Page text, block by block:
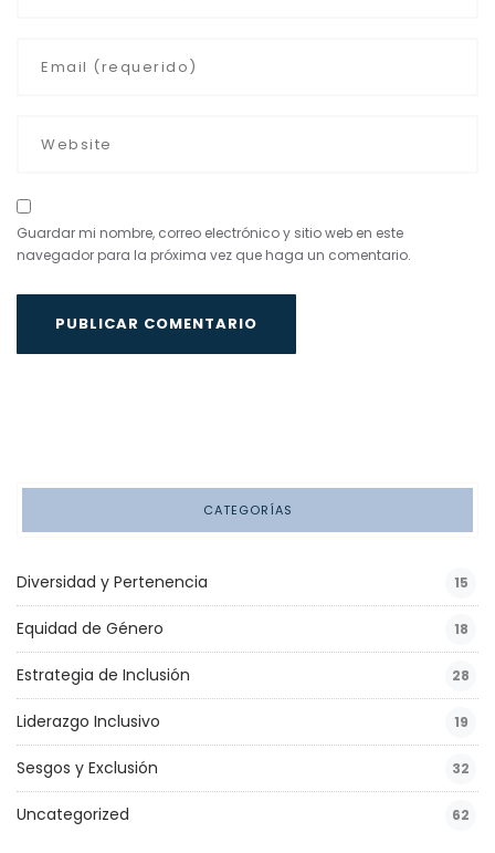
Guardar mi nombre, correo electrónico y sitio web en este
navegador para la próxima vez que haga un comentario.
CATEGORÍAS
Diversidad y Pertenencia 15
Equidad de Género 18
Estrategia de Inclusión 28
Liderazgo Inclusivo 19
Sesgos y Exclusión 32
Uncategorized 62